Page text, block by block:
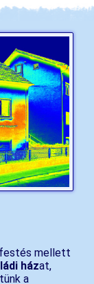
mellett
házat,
a